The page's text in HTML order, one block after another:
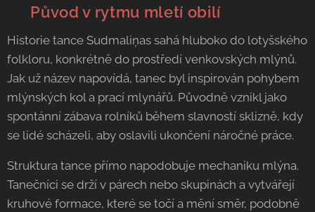
🌾 Původ v rytmu mletí obilí
Historie tance Sudmaliņas sahá hluboko do lotyšského
folkloru, konkrétně do prostředí venkovských mlýnů.
Jak už název napovídá, tanec byl inspirován pohybem
mlýnských kol a prací mlynářů. Původně vznikl jako
spontánní zábava rolníků během slavností sklizně, kdy
se lidé scházeli, aby oslavili ukončení náročné práce.
Struktura tance přímo napodobuje mechaniku mlýna.
Tanečníci se drží v párech nebo skupinách a vytvářejí
kruhové formace, které se točí a mění směr, podobně